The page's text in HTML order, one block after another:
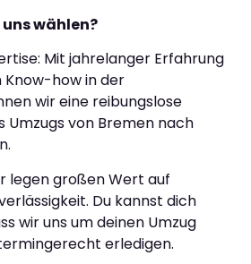
wählen?
Mit jahrelanger Erfahrung
how in der
wir eine reibungslose
Umzugs von Bremen nach
legen großen Wert auf
Du kannst dich
wir uns um deinen Umzug
erledigen.